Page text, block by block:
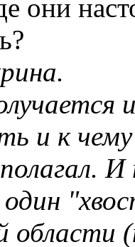
они
и к